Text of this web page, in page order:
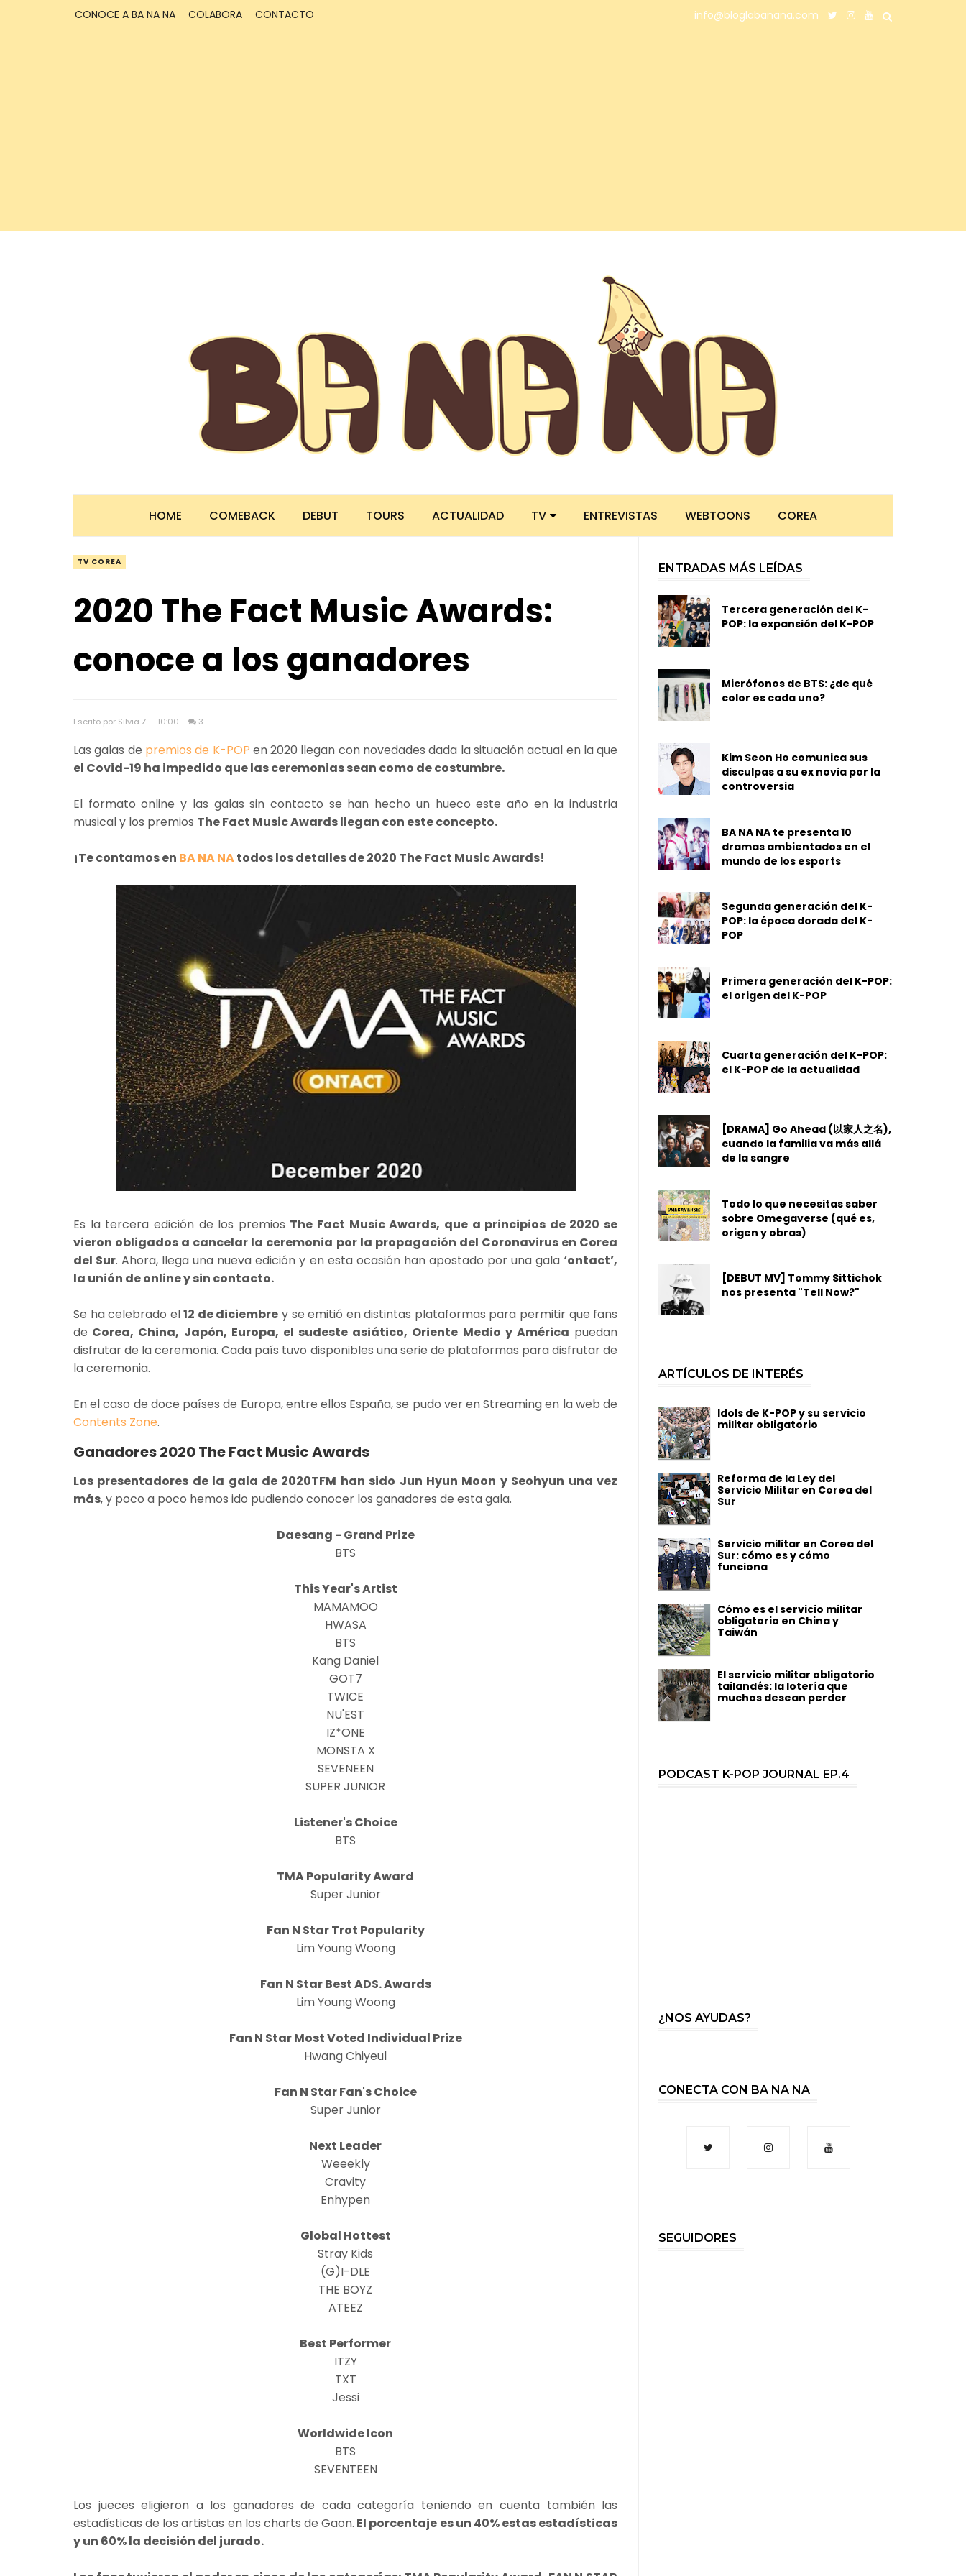
CONOCE A BA NA NA COLABORA CONTACTO info@bloglabanana.com
HOME COMEBACK DEBUT TOURS ACTUALIDAD TV ENTREVISTAS WEBTOONS COREA
TV COREA
2020 The Fact Music Awards:
conoce a los ganadores
Escrito por Silvia Z. 10:00 3
Las galas de premios de K-POP en 2020 llegan con novedades dada la situación actual en la que
el Covid-19 ha impedido que las ceremonias sean como de costumbre.
El formato online y las galas sin contacto se han hecho un hueco este año en la industria
musical y los premios The Fact Music Awards llegan con este concepto.
¡Te contamos en BA NA NAtodos los detalles de 2020 The Fact Music Awards!
Es la tercera edición de los premios The Fact Music Awards, que a principios de 2020 se
vieron obligados a cancelar la ceremonia por la propagación del Coronavirus en Corea
del Sur. Ahora, llega una nueva edición y en esta ocasión han apostado por una gala‘ontact’,
la unión de online y sin contacto.
Se ha celebrado el12 de diciembre y se emitió en distintas plataformas para permitir que fans
de Corea, China, Japón, Europa, el sudeste asiático, Oriente Medio y América puedan
disfrutar de la ceremonia. Cada país tuvo disponibles una serie de plataformas para disfrutar de
la ceremonia.
En el caso de doce países de Europa, entre ellos España, se pudo ver en Streaming en la web de
Contents Zone.
Ganadores 2020 The Fact Music Awards
Los presentadores de la gala de 2020TFM han sido Jun Hyun Moon y Seohyun una vez
más, y poco a poco hemos ido pudiendo conocer los ganadores de esta gala.
Daesang - Grand Prize
BTS
This Year's Artist
MAMAMOO
HWASA
BTS
Kang Daniel
GOT7
TWICE
NU'EST
IZ*ONE
MONSTA X
SEVENEEN
SUPER JUNIOR
Listener's Choice
BTS
TMA Popularity Award
Super Junior
Fan N Star Trot Popularity
Lim Young Woong
Fan N Star Best ADS. Awards
Lim Young Woong
Fan N Star Most Voted Individual Prize
Hwang Chiyeul
Fan N Star Fan's Choice
Super Junior
Next Leader
Weeekly
Cravity
Enhypen
Global Hottest
Stray Kids
(G)I-DLE
THE BOYZ
ATEEZ
Best Performer
ITZY
TXT
Jessi
Worldwide Icon
BTS
SEVENTEEN
Los jueces eligieron a los ganadores de cada categoría teniendo en cuenta también las
estadísticas de los artistas en los charts de Gaon. El porcentaje es un 40% estas estadísticas
y un 60% la decisión del jurado.
ENTRADAS MÁS LEÍDAS
Tercera generación del K-
POP: la expansión del K-POP
Micrófonos de BTS: ¿de qué
color es cada uno?
Kim Seon Ho comunica sus
disculpas a su ex novia por la
controversia
BA NA NA te presenta 10
dramas ambientados en el
mundo de los esports
Segunda generación del K-
POP: la época dorada del K-
POP
Primera generación del K-POP:
el origen del K-POP
Cuarta generación del K-POP:
el K-POP de la actualidad
[DRAMA] Go Ahead (以家人之名),
cuando la familia va más allá
de la sangre
Todo lo que necesitas saber
sobre Omegaverse (qué es,
origen y obras)
[DEBUT MV] Tommy Sittichok
nos presenta "Tell Now?"
ARTÍCULOS DE INTERÉS
Idols de K-POP y su servicio
militar obligatorio
Reforma de la Ley del
Servicio Militar en Corea del
Sur
Servicio militar en Corea del
Sur: cómo es y cómo
funciona
Cómo es el servicio militar
obligatorio en China y
Taiwán
El servicio militar obligatorio
tailandés: la lotería que
muchos desean perder
PODCAST K-POP JOURNAL EP.4
¿NOS AYUDAS?
CONECTA CON BA NA NA
SEGUIDORES